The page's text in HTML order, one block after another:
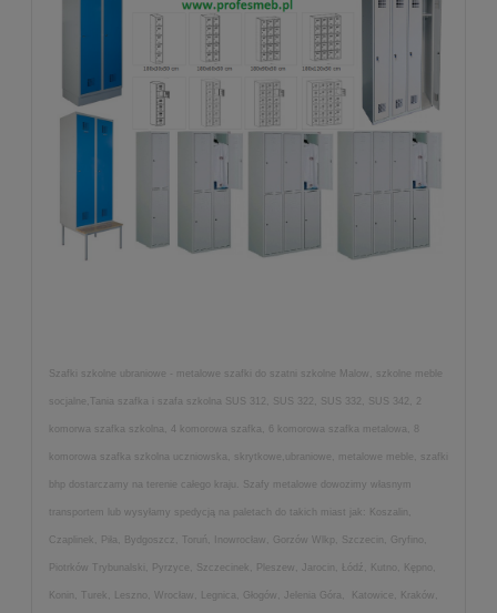
Szafki szkolne ubraniowe - metalowe szafki do szatni szkolne Malow, szkolne meble
socjalne,Tania szafka i szafa szkolna SUS 312, SUS 322, SUS 332, SUS 342, 2
komorwa szafka szkolna, 4 komorowa szafka, 6 komorowa szafka metalowa, 8
komorowa szafka szkolna uczniowska, skrytkowe,ubraniowe, metalowe meble, szafki
bhp dostarczamy na terenie całego kraju. Szafy metalowe dowozimy własnym
transportem lub wysyłamy spedycją na paletach do takich miast jak: Koszalin,
Czaplinek, Piła, Bydgoszcz, Toruń, Inowrocław, Gorzów Wlkp, Szczecin, Gryfino,
Piotrków Trybunalski, Pyrzyce, Szczecinek, Pleszew, Jarocin, Łódź, Kutno, Kępno,
Konin, Turek, Leszno, Wrocław, Legnica, Głogów, Jelenia Góra, Katowice, Kraków,